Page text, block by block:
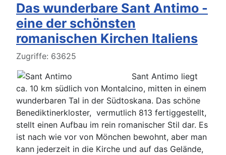
Das wunderbare Sant Antimo -
eine der schönsten
romanischen Kirchen Italiens
Details
Zugriffe: 63625
Sant Antimo liegt
ca. 10 km südlich von Montalcino, mitten in einem
wunderbaren Tal in der Südtoskana. Das schöne
Benediktinerkloster, vermutlich 813 fertiggestellt,
stellt einen Aufbau im rein romanischer Stil dar. Es
ist nach wie vor von Mönchen bewohnt, aber man
kann jederzeit in die Kirche und auf das Gelände,